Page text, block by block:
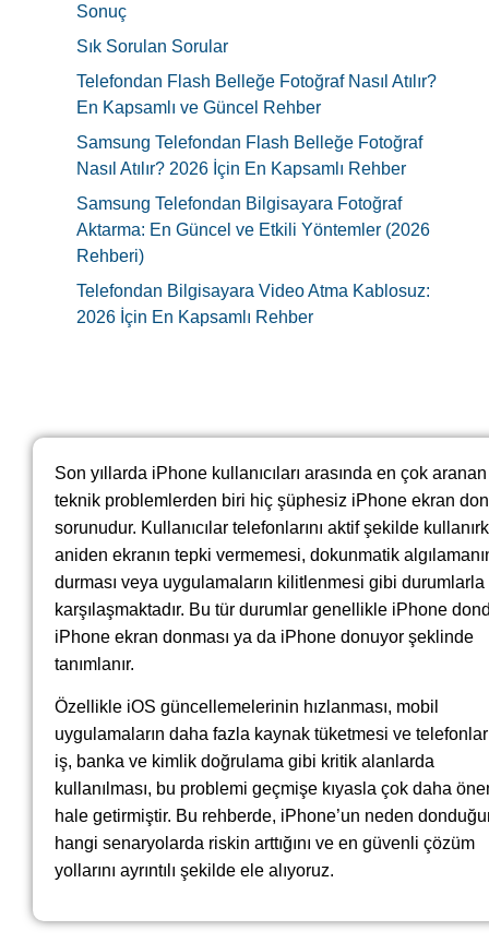
Sonuç
Sık Sorulan Sorular
Telefondan Flash Belleğe Fotoğraf Nasıl Atılır?
En Kapsamlı ve Güncel Rehber
Samsung Telefondan Flash Belleğe Fotoğraf
Nasıl Atılır? 2026 İçin En Kapsamlı Rehber
Samsung Telefondan Bilgisayara Fotoğraf
Aktarma: En Güncel ve Etkili Yöntemler (2026
Rehberi)
Telefondan Bilgisayara Video Atma Kablosuz:
2026 İçin En Kapsamlı Rehber
Son yıllarda iPhone kullanıcıları arasında en çok aranan
teknik problemlerden biri hiç şüphesiz iPhone ekran
sorunudur. Kullanıcılar telefonlarını aktif şekilde
aniden ekranın tepki vermemesi, dokunmatik
durması veya uygulamaların kilitlenmesi gibi durumlarla
karşılaşmaktadır. Bu tür durumlar genellikle iPhone
iPhone ekran donması ya da iPhone donuyor şeklinde
tanımlanır.
Özellikle iOS güncellemelerinin hızlanması, mobil
uygulamaların daha fazla kaynak tüketmesi ve
iş, banka ve kimlik doğrulama gibi kritik alanlarda
kullanılması, bu problemi geçmişe kıyasla çok daha
hale getirmiştir. Bu rehberde, iPhone’un neden
hangi senaryolarda riskin arttığını ve en güvenli çözüm
yollarını ayrıntılı şekilde ele alıyoruz.